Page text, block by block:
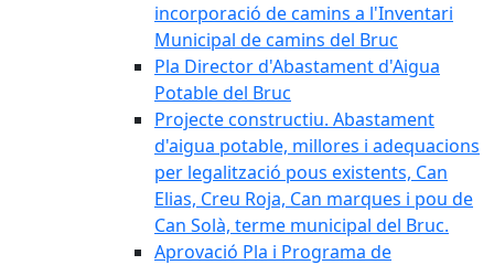
incorporació de camins a l'Inventari
Municipal de camins del Bruc
Pla Director d'Abastament d'Aigua
Potable del Bruc
Projecte constructiu. Abastament
d'aigua potable, millores i adequacions
per legalització pous existents, Can
Elias, Creu Roja, Can marques i pou de
Can Solà, terme municipal del Bruc.
Aprovació Pla i Programa de